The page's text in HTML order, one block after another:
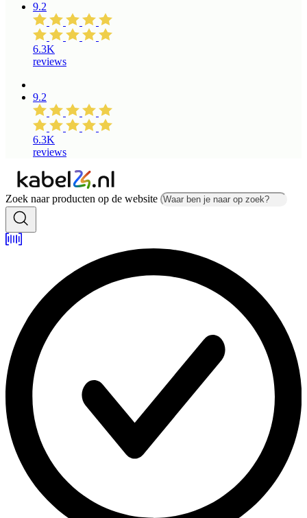
9.2
6.3K
reviews
9.2
6.3K
reviews
Zoek naar producten op de website